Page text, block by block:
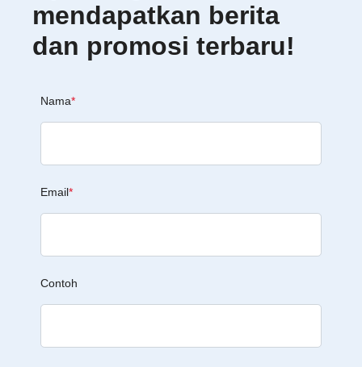
mendapatkan berita
dan promosi terbaru!
Nama*
Email*
Contoh